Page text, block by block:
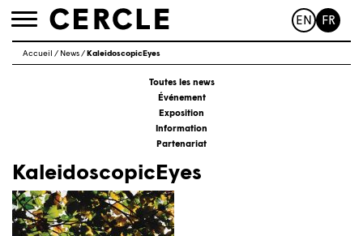
Toggle
EN FR
Accueil / News/ KaleidoscopicEyes
Toutes les news
Événement
Exposition
Information
Partenariat
KaleidoscopicEyes